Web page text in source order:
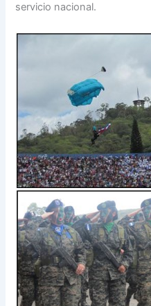
servicio nacional.